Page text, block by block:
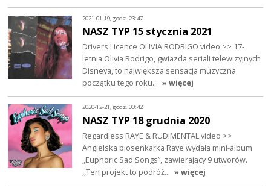
2021-01-19, godz. 23:47
NASZ TYP 15 stycznia 2021
Drivers Licence OLIVIA RODRIGO video >> 17-
letnia Olivia Rodrigo, gwiazda seriali telewizyjnych
Disneya, to największa sensacja muzyczna
początku tego roku… » więcej
2020-12-21, godz. 00:42
NASZ TYP 18 grudnia 2020
Regardless RAYE & RUDIMENTAL video >>
Angielska piosenkarka Raye wydała mini-album
„Euphoric Sad Songs”, zawierający 9 utworów.
,,Ten projekt to podróż… » więcej